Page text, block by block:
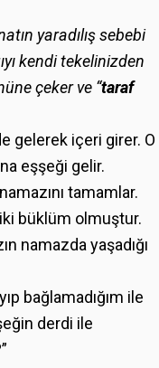
yaradılış sebebi
kendi tekelinizden
çeker ve “taraf
gelerek içeri girer. O
eşşeği gelir.
tamamlar.
büklüm olmuştur.
namazda yaşadığı
bağlamadığım ile
derdi ile